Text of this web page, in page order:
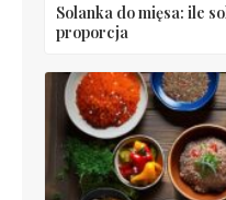
Solanka do mięsa: ile
proporcja